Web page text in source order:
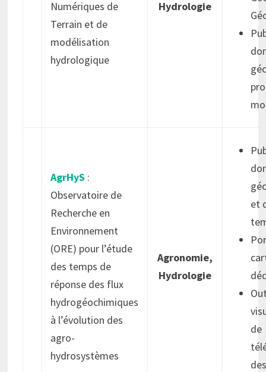
Numériques de
Terrain et de
modélisation
hydrologique
Hydrologie
AgrHyS :
Observatoire de
Recherche en
Environnement
(ORE) pour l’étude
des temps de
réponse des flux
hydrogéochimiques
à l’évolution des
agro-
hydrosystèmes
Agronomie,
Hydrologie
et
de